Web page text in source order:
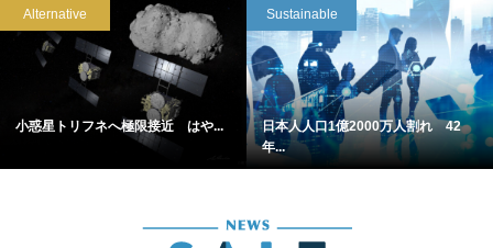
Alternative
小惑星トリフネへ極限接近 はや...
Sustainable
日本人人口1億2000万人割れ 42
年...